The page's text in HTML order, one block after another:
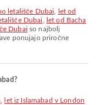
letališče Dubai
let od
Dubai
let od Bacha
Dubai so najbolj
ponujajo priročne
let iz Islamabad v London